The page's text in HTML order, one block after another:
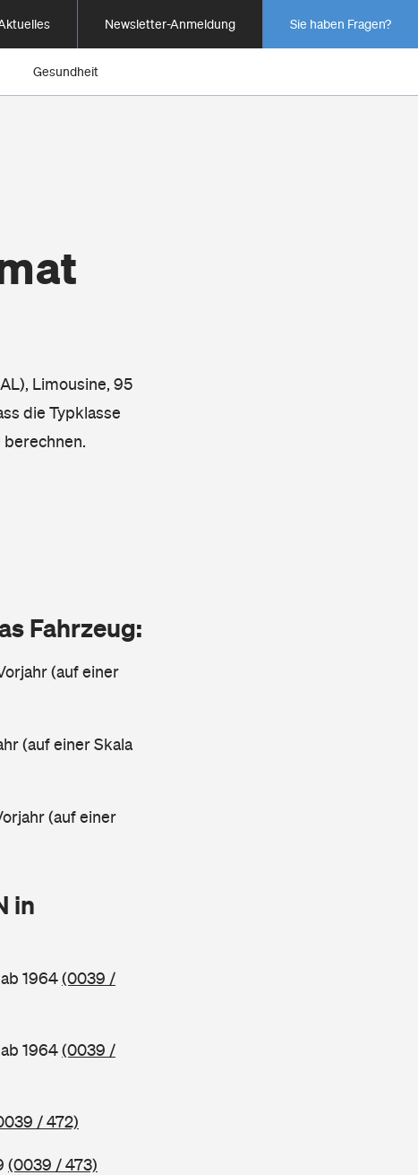
Newsletter-Anmeldung Sie haben Fragen?
Gesundheit
Limousine, 95
die Typklasse
Fahrzeug:
(auf einer
(auf einer Skala
(auf einer
in
1964(0039 /
1964(0039 /
/ 472)
(0039 / 473)